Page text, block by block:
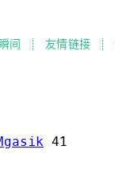
瞬间 友情链接
41